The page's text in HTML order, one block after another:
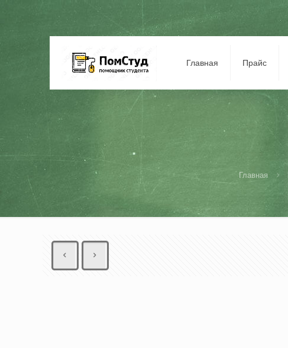
Главная Прайс
Главная